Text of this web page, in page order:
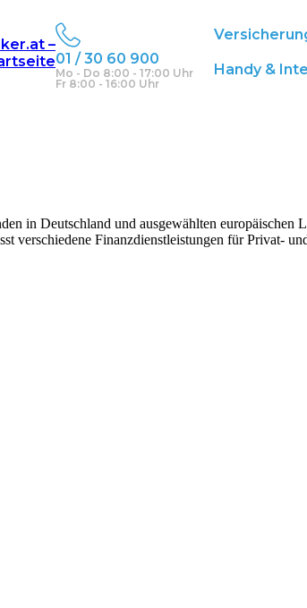
–
01 / 30 60 900
Mo - Do 8:00 - 17:00 Uhr
Fr 8:00 - 16:00 Uhr
Handy &
in Deutschland und ausgewählten europäischen
verschiedene Finanzdienstleistungen für Privat-